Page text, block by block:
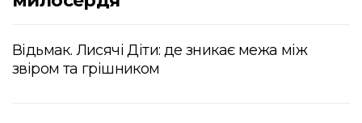
Відьмак. Лисячі Діти: де зникає межа між
звіром та грішником